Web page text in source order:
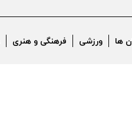
ها ورزشی فرهنگی و هنری